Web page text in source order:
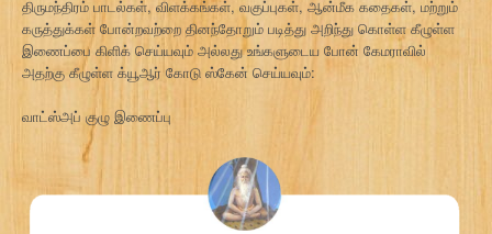
திருமந்திரம் பாடல்கள், விளக்கங்கள், வகுப்புகள், ஆன்மீக கதைகள், மற்றும்
கருத்துக்கள் போன்றவற்றை தினந்தோறும் படித்து அறிந்து கொள்ள கீழுள்ள
இணைப்பை கிளிக் செய்யவும் அல்லது உங்களுடைய போன் கேமராவில்
அதற்கு கீழுள்ள க்யூஆர் கோடு ஸ்கேன் செய்யவும்:
வாட்ஸ்அப் குழு இணைப்பு